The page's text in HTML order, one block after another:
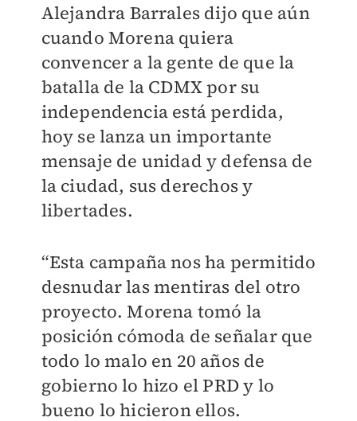
Alejandra Barrales dijo que aún
cuando Morena quiera
convencer a la gente de que la
batalla de la CDMX por su
independencia está perdida,
hoy se lanza un importante
mensaje de unidad y defensa de
la ciudad, sus derechos y
libertades.
“Esta campaña nos ha permitido
desnudar las mentiras del otro
proyecto. Morena tomó la
posición cómoda de señalar que
todo lo malo en 20 años de
gobierno lo hizo el PRD y lo
bueno lo hicieron ellos.